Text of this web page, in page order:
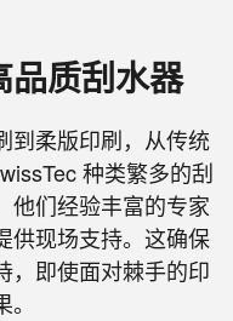
品质刮水器
到柔版印刷，从传统
种类繁多的刮
他们经验丰富的专家
供现场支持。这确保
，即使面对棘手的印